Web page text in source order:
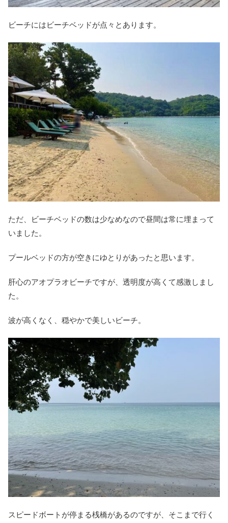
ビーチにはビーチベッドが点々とあります。
ただ、ビーチベッドの数は少なめなので昼間は常に埋まって
いました。
プールベッドの方が空きにゆとりがあったと思います。
肝心のアオプラオビーチですが、透明度が高くて感激しまし
た。
波が高くなく、穏やかで美しいビーチ。
スピードボートが停まる桟橋があるのですが、そこまで行く